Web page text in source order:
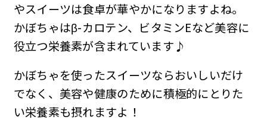
やスイーツは食卓が華やかになりますよね。
かぼちゃはβ-カロテン、ビタミンEなど美容に
役立つ栄養素が含まれています♪
かぼちゃを使ったスイーツならおいしいだけ
でなく、美容や健康のために積極的にとりた
い栄養素も摂れますよ！